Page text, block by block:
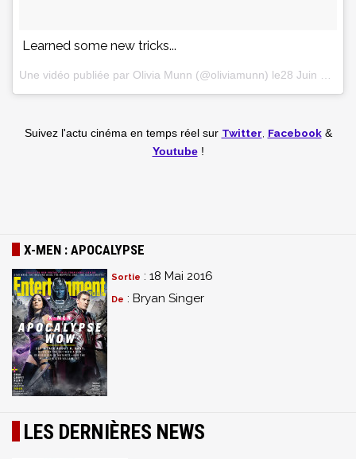
Learned some new tricks...
Suivez l'actu cinéma en temps réel sur Twitter Facebook&
Youtube!
X-MEN : APOCALYPSE
Sortie : 18 Mai 2016
De : Bryan Singer
LES DERNIÈRES NEWS